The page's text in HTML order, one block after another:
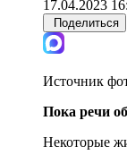
17.04.2023
Поделиться
Источник
Пока речи
Некоторые